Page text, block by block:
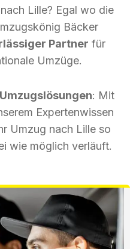
Lille? Egal wo die
Bäcker
Partner für
Umzüge.
: Mit
Expertenwissen
Umzug nach Lille so
wie möglich verläuft.